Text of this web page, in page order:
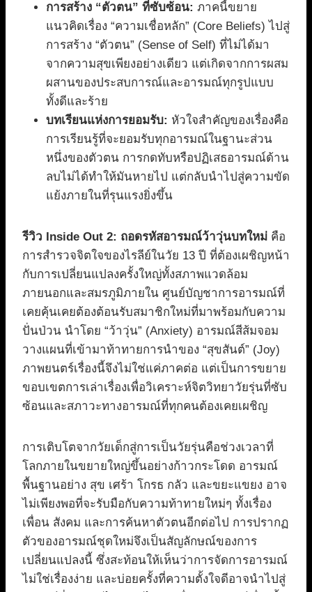
การสร้าง “ตัวตน” ที่ซับซ้อน: ภาคนี้ขยาย
แนวคิดเรื่อง “ความเชื่อหลัก” (Core Beliefs) ไปสู่
การสร้าง “ตัวตน” (Sense of Self) ที่ไม่ได้มา
จากความสุขเพียงอย่างเดียว แต่เกิดจากการผสม
ผสานของประสบการณ์และอารมณ์ทุกรูปแบบ
ทั้งดีและร้าย
บทเรียนแห่งการยอมรับ: หัวใจสำคัญของเรื่องคือ
การเรียนรู้ที่จะยอมรับทุกอารมณ์ในฐานะส่วน
หนึ่งของตัวตน การกดทับหรือปฏิเสธอารมณ์ด้าน
ลบไม่ได้ทำให้มันหายไป แต่กลับนำไปสู่ความขัด
แย้งภายในที่รุนแรงยิ่งขึ้น
รีวิว Inside Out 2: ถอดรหัสอารมณ์ว้าวุ่นบทใหม่ คือ
การสำรวจจิตใจของไรลีย์ในวัย 13 ปี ที่ต้องเผชิญหน้า
กับการเปลี่ยนแปลงครั้งใหญ่ทั้งสภาพแวดล้อม
ภายนอกและสมรภูมิภายใน ศูนย์บัญชาการอารมณ์ที่
เคยคุ้นเคยต้องต้อนรับสมาชิกใหม่ที่มาพร้อมกับความ
ปั่นป่วน นำโดย “ว้าวุ่น” (Anxiety) อารมณ์สีส้มจอม
วางแผนที่เข้ามาท้าทายการนำของ “สุขสันต์” (Joy)
ภาพยนตร์เรื่องนี้จึงไม่ใช่แค่ภาคต่อ แต่เป็นการขยาย
ขอบเขตการเล่าเรื่องเพื่อวิเคราะห์จิตวิทยาวัยรุ่นที่ซับ
ซ้อนและสภาวะทางอารมณ์ที่ทุกคนต้องเคยเผชิญ
การเติบโตจากวัยเด็กสู่การเป็นวัยรุ่นคือช่วงเวลาที่
โลกภายในขยายใหญ่ขึ้นอย่างก้าวกระโดด อารมณ์
พื้นฐานอย่าง สุข เศร้า โกรธ กลัว และขยะแขยง อาจ
ไม่เพียงพอที่จะรับมือกับความท้าทายใหม่ๆ ทั้งเรื่อง
เพื่อน สังคม และการค้นหาตัวตนอีกต่อไป การปรากฏ
ตัวของอารมณ์ชุดใหม่จึงเป็นสัญลักษณ์ของการ
เปลี่ยนแปลงนี้ ซึ่งสะท้อนให้เห็นว่าการจัดการอารมณ์
ไม่ใช่เรื่องง่าย และบ่อยครั้งที่ความตั้งใจดีอาจนำไปสู่